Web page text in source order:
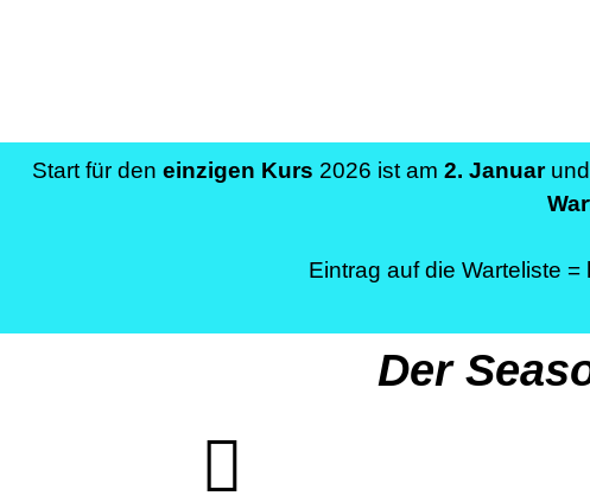
Start für den einzigen Kurs 2026 ist am 2. Januarund
Eintrag auf die Warteliste =
Der